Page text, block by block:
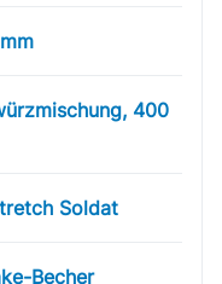
400
Soldat
Becher